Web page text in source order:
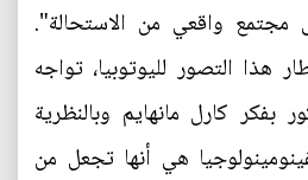
مجتمع واقعي من الاستحالة".
هذا التصور لليوتوبيا، تواجه
بفكر كارل مانهايم وبالنظرية
هي أنها تجعل من